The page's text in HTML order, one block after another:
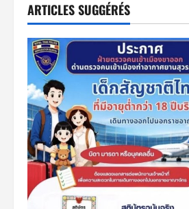
g
a
t
i
o
n
d
ARTICLES SUGGÉRÉS